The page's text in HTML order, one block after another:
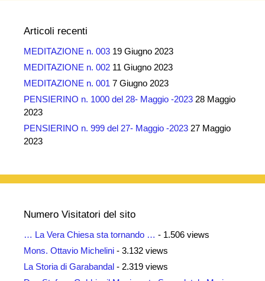
Articoli recenti
MEDITAZIONE n. 003 19 Giugno 2023
MEDITAZIONE n. 002 11 Giugno 2023
MEDITAZIONE n. 001 7 Giugno 2023
PENSIERINO n. 1000 del 28- Maggio -2023 28 Maggio
2023
PENSIERINO n. 999 del 27- Maggio -2023 27 Maggio
2023
Numero Visitatori del sito
… La Vera Chiesa sta tornando … - 1.506 views
Mons. Ottavio Michelini - 3.132 views
La Storia di Garabandal - 2.319 views